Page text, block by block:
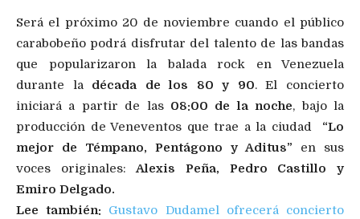
Será el próximo 20 de noviembre cuando el público
carabobeño podrá disfrutar del talento de las bandas
que popularizaron la balada rock en Venezuela
durante la década de los 80 y 90. El concierto
iniciará a partir de las 08:00 de la noche, bajo la
producción de Veneventos que trae a la ciudad
“Lo
mejor de Témpano, Pentágono y Aditus” en sus
voces originales: Alexis Peña, Pedro Castillo y
Emiro Delgado.
Lee también: Gustavo Dudamel ofrecerá concierto